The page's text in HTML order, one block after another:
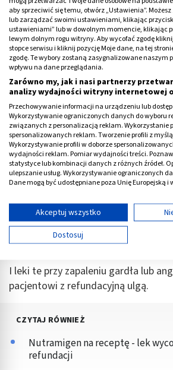
20,19 PLN 8,19 PLN
Co to oznacza dla
Oznacza to ni mniej ni więcej, że
zapaleniu gardłamogę pacjentowi
Augmentin ze 100 procentową
lekarz Pakuła-Kmieciak. Wszystko co
wzrostem ceny nie jest miłe dla
Duomoxem i Ospenem, które mają
wskazanie do leczenia zakażenia
zakażenia paciorkowcowe
I leki te przy zapaleniu gardła lub
pacjentowi z refundacyjną ulgą.
CZYTAJ RÓWNIEŻ
Nutramigen na receptę - lek
refundacji
aby sprzeciwić się temu, otwórz „Ustawienia”.
lub zarządzać swoimi ustawieniami, klikając
ustawieniami” lub w dowolnym momencie, klikając
lewym dolnym rogu witryny. Aby wycofać zgodę
stopce serwisu i kliknij pozycję Moje dane, na tej
zgodę. Te wybory zostaną zasygnalizowane naszym
wpływu na dane przeglądania.
Zarówno my, jak i nasi partnerzy
analizy wydajności witryny internetowej
Przechowywanie informacji na urządzeniu lub
Wykorzystywanie ograniczonych danych do wyboru
związanych z personalizacją reklam. Wykorzystanie
spersonalizowanych reklam. Tworzenie profili z
Wykorzystywanie profili w doborze
wydajności reklam. Pomiar wydajności treści.
statystyce lub kombinacji danych z różnych źródeł.
ulepszanie usług. Wykorzystywanie ograniczonych
Dane mogą być udostępniane poza Unię Europejską i
Wyświetl listę partnerów (11 dostawców
Używamy Twoich danych w następujących celach:
Cele przetwarzania IAB:
dostęp do nich
Wykorzystywanie ograniczonych danych
reklam
Wykorzystanie profili do wyboru
Akceptuj wszystko
Dostosuj